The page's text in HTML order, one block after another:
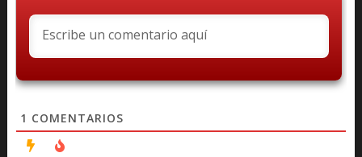
1 COMENTARIOS